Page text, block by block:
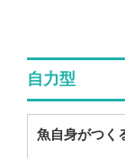
自力型
魚自身がつく